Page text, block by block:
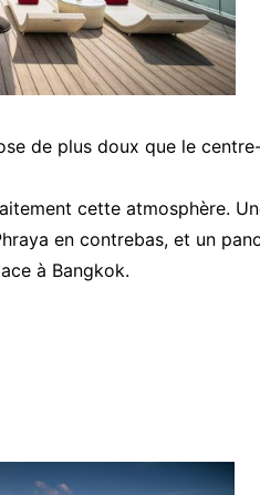
de plus doux que le
cette atmosphère.
en contrebas, et un
à Bangkok.